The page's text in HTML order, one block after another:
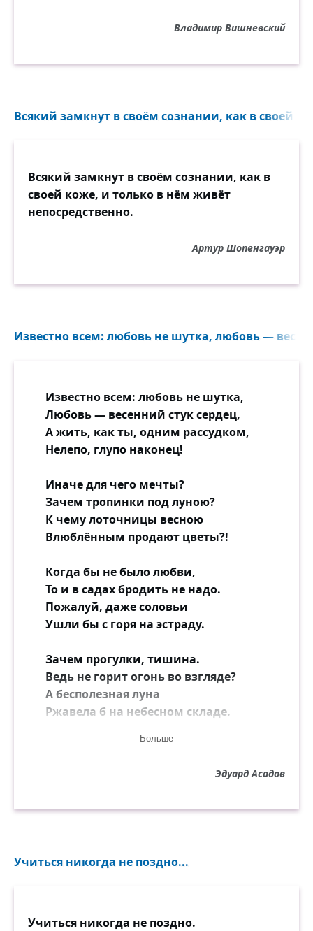
Владимир Вишневский
Всякий замкнут в своём сознании, как в своей
Всякий замкнут в своём сознании, как в
своей коже, и только в нём живёт
непосредственно.
Артур Шопенгауэр
Известно всем: любовь не шутка, любовь —
Известно всем: любовь не шутка,
Любовь — весенний стук сердец,
А жить, как ты, одним рассудком,
Нелепо, глупо наконец!
Иначе для чего мечты?
Зачем тропинки под луною?
К чему лоточницы весною
Влюблённым продают цветы?!
Когда бы не было любви,
То и в садах бродить не надо.
Пожалуй, даже соловьи
Ушли бы с горя на эстраду.
Зачем прогулки, тишина.
Ведь не горит огонь во взгляде?
А бесполезная луна
Ржавела б на небесном складе.
Представь: никто не смог влюбиться.
Плотнее кушать, реже бриться,
Не зря приходит к нам весна
Бросай сомнения свои!
Больше
Эдуард Асадов
Учиться никогда не поздно...
Учиться никогда не поздно.